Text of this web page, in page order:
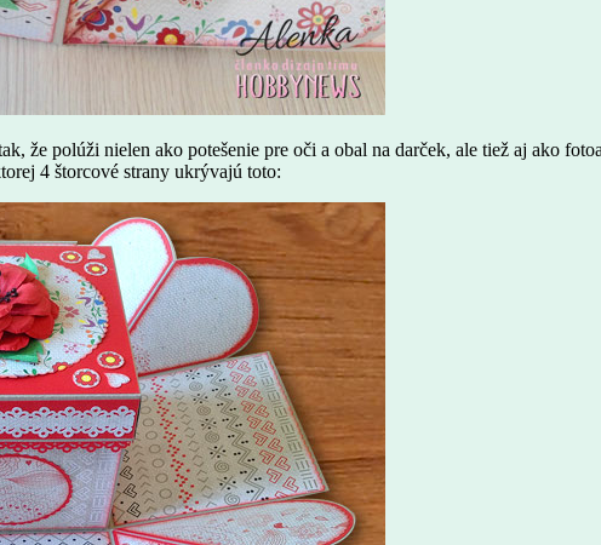
že polúži nielen ako potešenie pre oči a obal na darček, ale tiež aj ako
4 štorcové strany ukrývajú toto: